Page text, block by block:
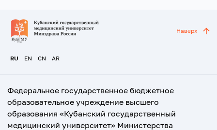
RU EN CN AR
Наверх
Федеральное государственное бюджетное
образовательное учреждение высшего
образования «Кубанский государственный
медицинский университет» Министерства